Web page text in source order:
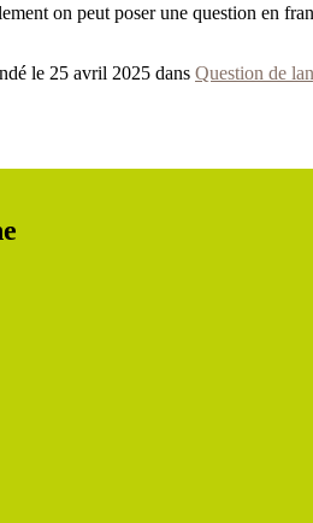
on peut poser une question en
le 25 avril 2025 dans Question de